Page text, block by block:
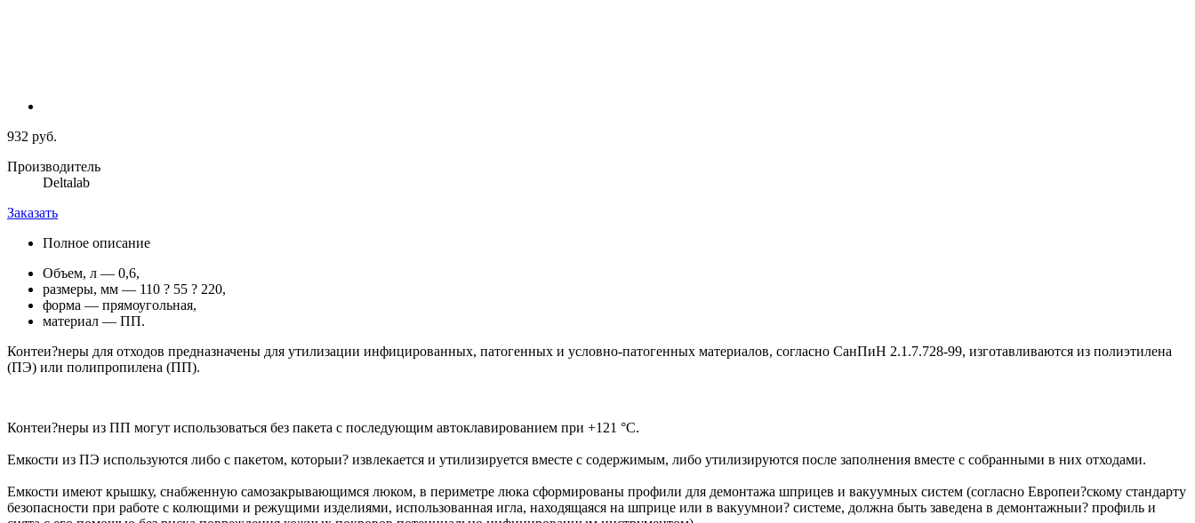
932 руб.
Производитель
Deltalab
Заказать
Полное описание
Объем, л — 0,6,
размеры, мм — 110 ? 55 ? 220,
форма — прямоугольная,
материал — ПП.
Контеи?неры для отходов предназначены для утилизации инфицированных, патогенных и условно-патогенных материалов, согласно СанПиН 2.1.7.728-99, изготавливаются из полиэтилена
(ПЭ) или полипропилена (ПП).
Контеи?неры из ПП могут использоваться без пакета с последующим автоклавированием при +121 °С.
Емкости из ПЭ используются либо с пакетом, которыи? извлекается и утилизируется вместе с содержимым, либо утилизируются после заполнения вместе с собранными в них отходами.
Емкости имеют крышку, снабженную самозакрывающимся люком, в периметре люка сформированы профили для демонтажа шприцев и вакуумных систем (согласно Европеи?скому стандарту
безопасности при работе с колющими и режущими изделиями, использованная игла, находящаяся на шприце или в вакуумнои? системе, должна быть заведена в демонтажныи? профиль и